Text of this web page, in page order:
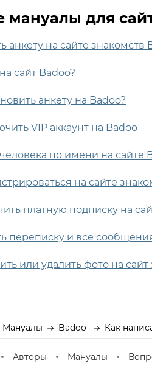
мануалы для
анкету на сайте знакомств
сайт Badoo?
анкету на Badoo?
VIP аккаунт на Badoo
по имени на сайте
на сайте
платную подписку на
переписку и все
или удалить фото на
Мануалы Badoo Как
Авторы Мануалы